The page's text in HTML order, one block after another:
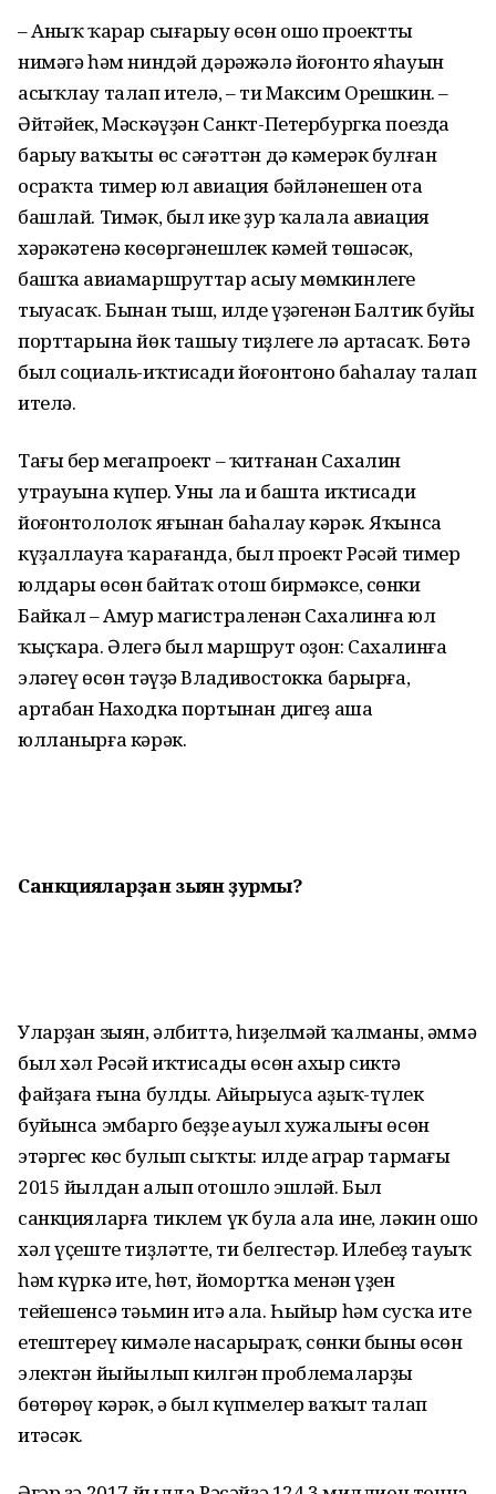
– Аныҡ ҡарар сығарыу өсөн ошо проекттың
нимәгә һәм ниндәй дәрәжәлә йоғонто яһауын
асыҡлау талап ителә, – ти Максим Орешкин. –
Әйтәйек, Мәскәүҙән Санкт-Петербургка поезда
барыу ваҡыты өс сәғәттән дә кәмерәк булған
осраҡта тимер юл авиация бәйләнешен ота
башлай. Тимәк, был ике ҙур ҡалала авиация
хәрәкәтенә көсөргәнешлек кәмей төшәсәк,
башҡа авиамаршруттар асыу мөмкинлеге
тыуасаҡ. Бынан тыш, илдең үҙәгенән Балтик буйы
порттарына йөк ташыу тиҙлеге лә артасаҡ. Бөтә
был социаль-иҡтисади йоғонтоно баһалау талап
ителә.
Тағы бер мегапроект – ҡитғанан Сахалин
утрауына күпер. Уны ла иң башта иҡтисади
йоғонтололоҡ яғынан баһалау кәрәк. Яҡынса
күҙаллауға ҡарағанда, был проект Рәсәй тимер
юлдары өсөн байтаҡ отош бирмәксе, сөнки
Байкал – Амур магистраленән Сахалинға юл
ҡыҫҡара. Әлегә был маршрут оҙон: Сахалинға
эләгеү өсөн тәүҙә Владивостокка барырға,
артабан Находка портынан диңгеҙ аша
юлланырға кәрәк.
Санкцияларҙан зыян ҙурмы?
Уларҙан зыян, әлбиттә, һиҙелмәй ҡал­маны, әммә
был хәл Рәсәй иҡтисады өсөн ахыр сиктә
файҙаға ғына булды. Айырыуса аҙыҡ-түлек
буйынса эмбарго беҙҙең ауыл хужалығы өсөн
этәргес көс булып сыҡты: илдең аграр тармағы
2015 йылдан алып отошло эшләй. Был
санкцияларға тиклем үк була ала ине, ләкин ошо
хәл үҫеште тиҙләтте, ти белгестәр. Илебеҙ тауыҡ
һәм күркә ите, һөт, йомортҡа менән үҙен
тейешенсә тәьмин итә ала. Һыйыр һәм сусҡа ите
етештереү кимәле насарыраҡ, сөнки бының өсөн
электән йыйылып килгән проблемаларҙы
бөтөрөү кәрәк, ә был күпмелер ваҡыт талап
итәсәк.